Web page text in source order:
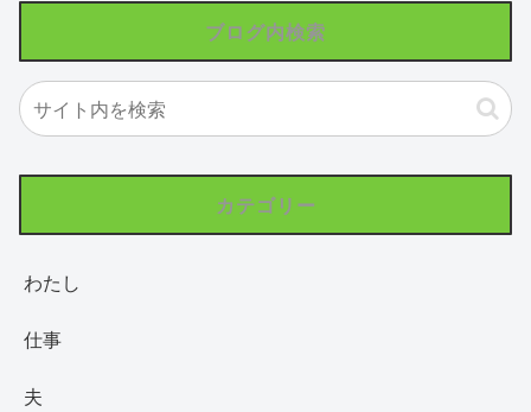
ブログ内検索
カテゴリー
わたし
仕事
夫